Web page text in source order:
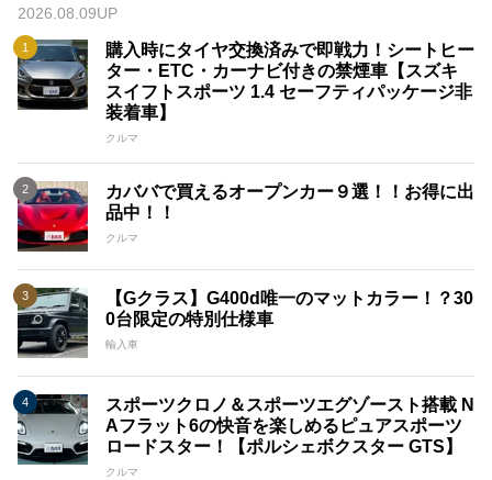
2026.08.09UP
購入時にタイヤ交換済みで即戦力！シートヒー
ター・ETC・カーナビ付きの禁煙車【スズキ
スイフトスポーツ 1.4 セーフティパッケージ非
装着車】
クルマ
カババで買えるオープンカー９選！！お得に出
品中！！
クルマ
【Gクラス】G400d唯一のマットカラー！？30
0台限定の特別仕様車
輸入車
スポーツクロノ＆スポーツエグゾースト搭載 N
Aフラット6の快音を楽しめるピュアスポーツ
ロードスター！【ポルシェボクスター GTS】
クルマ